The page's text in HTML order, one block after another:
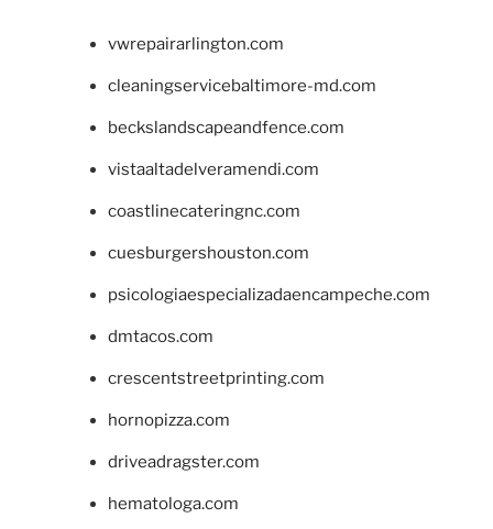
vwrepairarlington.com
cleaningservicebaltimore-md.com
beckslandscapeandfence.com
vistaaltadelveramendi.com
coastlinecateringnc.com
cuesburgershouston.com
psicologiaespecializadaencampeche.com
dmtacos.com
crescentstreetprinting.com
hornopizza.com
driveadragster.com
hematologa.com